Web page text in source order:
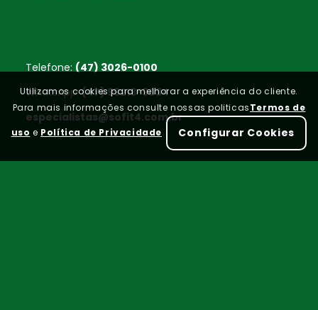
Telefone: (47) 3026-0100
WhatsApp:(47) 99213-3034
especialistas@sofit4.com.br
Utilizamos cookies para melhorar a experiência do cliente.
Para mais informações consulte nossas politicasTermos de
uso e Política de Privacidade Configurar Cookies